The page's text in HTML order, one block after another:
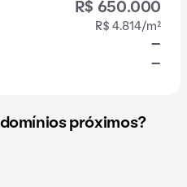
R$ 650.000
R$ 4.814/m²
-
-
próximos?